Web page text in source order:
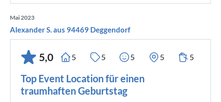
Mai 2023
Alexander S. aus 94469 Deggendorf
5,0 5 5 5 5 5
Top Event Location für einen
traumhaften Geburtstag